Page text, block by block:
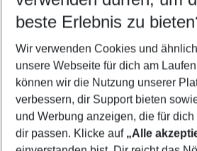
5-8 Nächte
2 Erwachsene Keine Kinder
Mehr Filter
beste Erlebnis zu
Wir verwenden Cookies und
unsere Webseite für dich am
können wir die Nutzung unserer
verbessern, dir Support bieten
und Werbung anzeigen, die für
dir passen. Klicke auf „Alle